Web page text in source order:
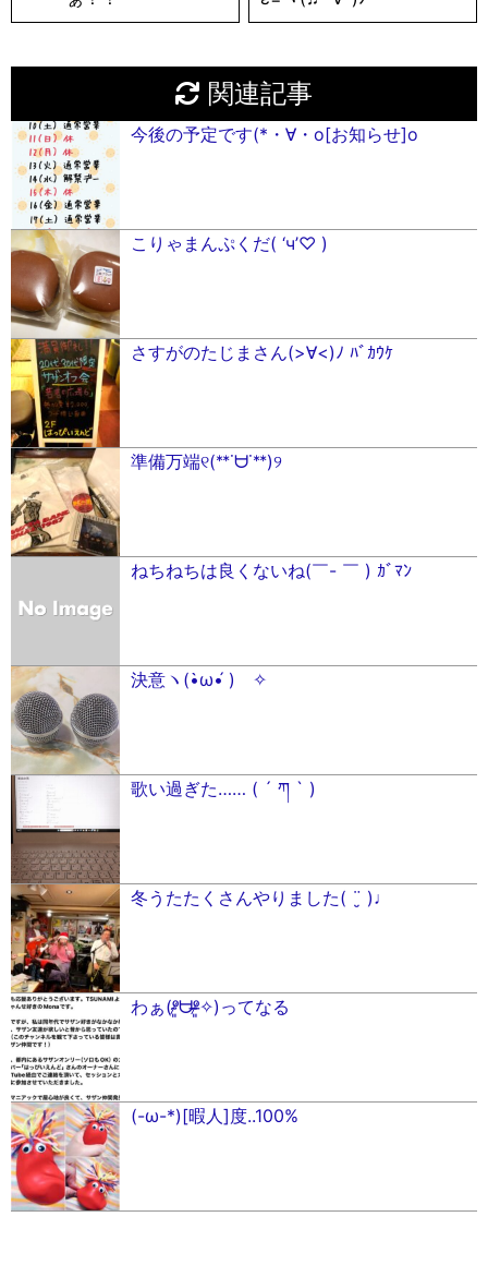
関連記事
今後の予定です(*・∀・o[お知らせ]o
こりゃまんぷくだ( ‘ч’♡ )
さすがのたじまさん(>∀︎<)ﾉ ﾊﾞｶｳｹ
準備万端୧(ᕯ˙ᗨ˙ᕯ)୨
ねちねちは良くないね(￣- ￣ ) ｶﾞﾏﾝ
決意ヽ(•̀ω•́ )ゝ✧
歌い過ぎた…… ( ´ ཀ ` )
冬うたたくさんやりました( ¨̮ )♩
わぁ(ᵒ̴̷͈ᗨᵒ̴̶̷͈✧)ってなる
(-ω-*)[暇人]度..100%